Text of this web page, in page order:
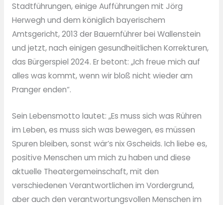
Stadtführungen, einige Aufführungen mit Jörg
Herwegh und dem königlich bayerischem
Amtsgericht, 2013 der Bauernführer bei Wallenstein
und jetzt, nach einigen gesundheitlichen Korrekturen,
das Bürgerspiel 2024. Er betont: „Ich freue mich auf
alles was kommt, wenn wir bloß nicht wieder am
Pranger enden“.
Sein Lebensmotto lautet: „Es muss sich was Rühren
im Leben, es muss sich was bewegen, es müssen
Spuren bleiben, sonst wär’s nix Gscheids. Ich liebe es,
positive Menschen um mich zu haben und diese
aktuelle Theatergemeinschaft, mit den
verschiedenen Verantwortlichen im Vordergrund,
aber auch den verantwortungsvollen Menschen im